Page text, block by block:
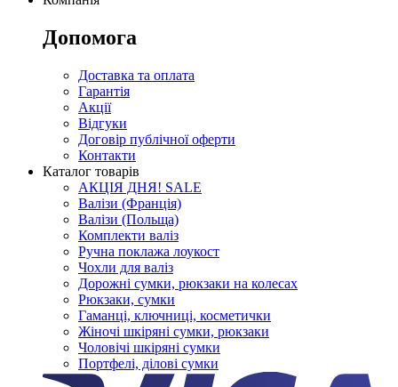
Допомога
Доставка та оплата
Гарантія
Акції
Відгуки
Договір публічної оферти
Контакти
Каталог товарів
АКЦІЯ ДНЯ! SALE
Валізи (Франція)
Валізи (Польща)
Комплекти валіз
Ручна поклажа лоукост
Чохли для валіз
Дорожні сумки, рюкзаки на колесах
Рюкзаки, сумки
Гаманці, ключниці, косметички
Жіночі шкіряні сумки, рюкзаки
Чоловічі шкіряні сумки
Портфелі, ділові сумки